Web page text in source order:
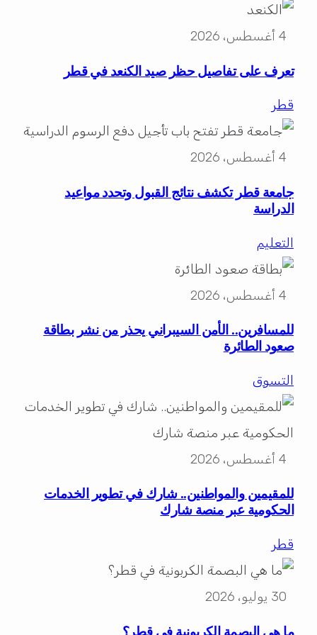
4 أغسطس، 2026
تعرف على تفاصيل حظر صيد الكنعد في قطر
قطر
4 أغسطس، 2026
جامعة قطر تكشف نتائج القبول وتحدد مواعيد
الدراسة
التعليم
4 أغسطس، 2026
للمسافرين.. الأمن السيبراني يحذر من نشر بطاقة
صعود الطائرة
التسوق
4 أغسطس، 2026
للمقيمين والمواطنين.. شارك في تطوير الخدمات
الحكومية عبر منصة شارك
قطر
30 يوليو، 2026
ما هي البصمة الكربونية في قطر؟